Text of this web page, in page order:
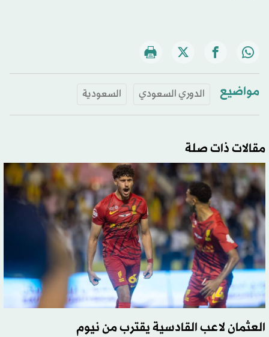
مواضيع الدوري السعودي السعودية
مقالات ذات صلة
العثمان لاعب القادسية يقترب من نيوم